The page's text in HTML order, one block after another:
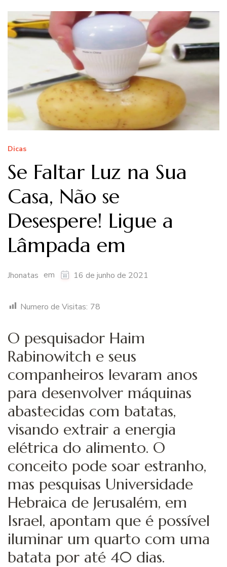
Dicas
Se Faltar Luz na Sua
Casa, Não se
Desespere! Ligue a
Lâmpada em
Jhonatas em 16 de junho de 2021
Numero de Visitas: 78
O pesquisador Haim
Rabinowitch e seus
companheiros levaram anos
para desenvolver máquinas
abastecidas com batatas,
visando extrair a energia
elétrica do alimento. O
conceito pode soar estranho,
mas pesquisas Universidade
Hebraica de Jerusalém, em
Israel, apontam que é possível
iluminar um quarto com uma
batata por até 40 dias.